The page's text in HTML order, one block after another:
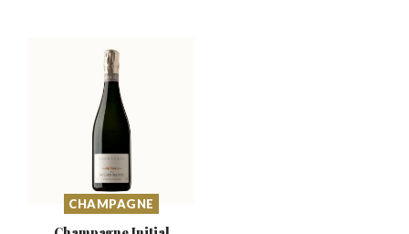
CHAMPAGNE